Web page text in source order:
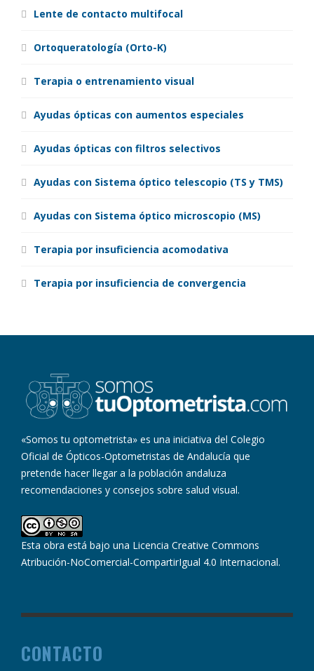
Lente de contacto multifocal
Ortoqueratología (Orto-K)
Terapia o entrenamiento visual
Ayudas ópticas con aumentos especiales
Ayudas ópticas con filtros selectivos
Ayudas con Sistema óptico telescopio (TS y TMS)
Ayudas con Sistema óptico microscopio (MS)
Terapia por insuficiencia acomodativa
Terapia por insuficiencia de convergencia
«Somos tu optometrista» es una iniciativa del Colegio
Oficial de Ópticos-Optometristas de Andalucía que
pretende hacer llegar a la población andaluza
recomendaciones y consejos sobre salud visual.
Esta obra está bajo una Licencia Creative Commons
Atribución-NoComercial-CompartirIgual 4.0 Internacional.
CONTACTO